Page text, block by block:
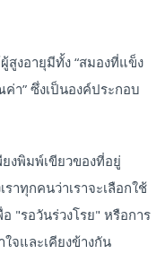
สูงอายุมีทั้ง “สมองที่แข็ง
า” ซึ่งเป็นองค์ประกอบ
งพิมพ์เขียวของที่อยู่
าทุกคนว่าเราจะเลือกใช้
"รอวันร่วงโรย" หรือการ
จและเคียงข้างกัน